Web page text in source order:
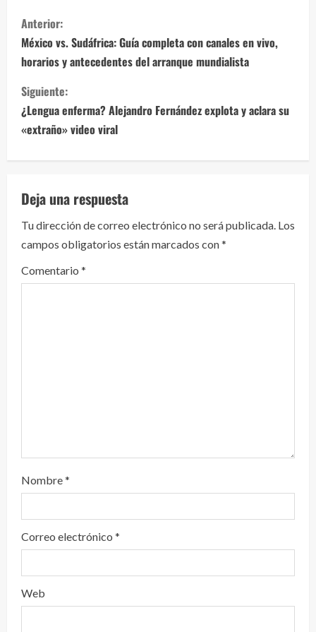
S
i
g
u
e
l
e
y
e
n
Anterior:
México vs. Sudáfrica: Guía completa con canales en vivo,
horarios y antecedentes del arranque mundialista
Siguiente:
¿Lengua enferma? Alejandro Fernández explota y aclara su
«extraño» video viral
Deja una respuesta
Tu dirección de correo electrónico no será publicada. Los
campos obligatorios están marcados con*
Comentario *
Nombre*
Correo electrónico *
Web